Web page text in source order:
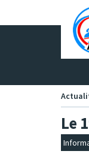
Panneau de gestion des
Le